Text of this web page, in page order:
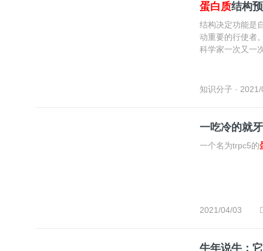
蛋白质结构
结构决定功能是
动重要的行使者
科学家一次又一
知识分子 ·
一吃冷的就
一个名为trpc5的
2021/04/03
牛年说牛：